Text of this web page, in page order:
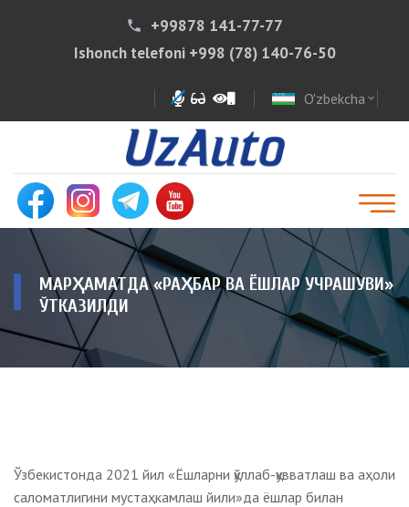
phone
+99878 141-77-77
Ishonch telefoni +998 (78) 140-76-50
O'zbekcha expand_more
МАРҲАМАТДА «РАҲБАР ВА ЁШЛАР УЧРАШУВИ»
ЎТКАЗИЛДИ
Ўзбекистонда 2021 йил «Ёшларни қўллаб-қувватлаш ва аҳоли
саломатлигини мустаҳкамлаш йили»да ёшлар билан